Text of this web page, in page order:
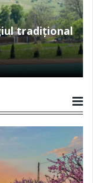
tradițional